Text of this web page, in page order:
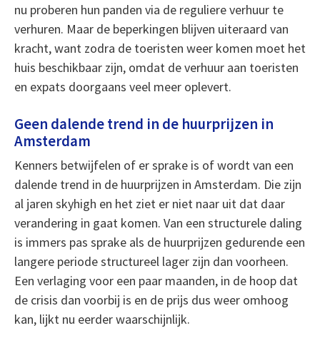
nu proberen hun panden via de reguliere verhuur te
verhuren. Maar de beperkingen blijven uiteraard van
kracht, want zodra de toeristen weer komen moet het
huis beschikbaar zijn, omdat de verhuur aan toeristen
en expats doorgaans veel meer oplevert.
Geen dalende trend in de huurprijzen in
Amsterdam
Kenners betwijfelen of er sprake is of wordt van een
dalende trend in de huurprijzen in Amsterdam. Die zijn
al jaren skyhigh en het ziet er niet naar uit dat daar
verandering in gaat komen. Van een structurele daling
is immers pas sprake als de huurprijzen gedurende een
langere periode structureel lager zijn dan voorheen.
Een verlaging voor een paar maanden, in de hoop dat
de crisis dan voorbij is en de prijs dus weer omhoog
kan, lijkt nu eerder waarschijnlijk.